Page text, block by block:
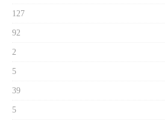
127
92
2
5
39
5